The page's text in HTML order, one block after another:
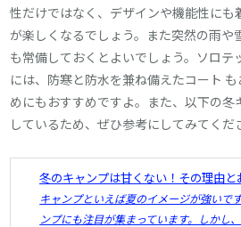
性だけではなく、デザインや機能性にも
が楽しくなるでしょう。また突然の雨や
も常備しておくとよいでしょう。ソロテ
には、防寒と防水を兼ね備えたコート
めにもおすすめですよ。また、以下の冬
しているため、ぜひ参考にしてみてくだ
冬のキャンプは甘くない！その理由
キャンプといえば夏のイメージが強いで
ンプにも注目が集まっています。しかし